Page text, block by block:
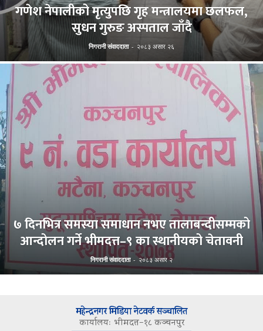
गणेश नेपालीको मृत्युपछि गृह मन्त्रालयमा छलफल,
सुधन गुरुङ अस्पताल जाँदै
निगरानी संवाददाता - २०८३ असार २६
७ दिनभित्र समस्या समाधान नभए तालाबन्दीसम्मको
आन्दोलन गर्ने भीमदत्त–९ का स्थानीयको चेतावनी
निगरानी संवाददाता - २०८३ असार २
महेन्द्रनगर मिडिया नेटवर्क सञ्चालित
कार्यालयः भीमदत्त–१८ कञ्चनपुर